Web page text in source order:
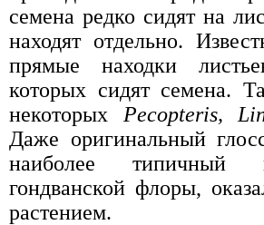
семена редко сидят на
находят отдельно.
прямые находки
которых сидят семена.
некоторых Pecopteris,
Даже оригинальный
наиболее типичный
гондванской флоры,
растением.